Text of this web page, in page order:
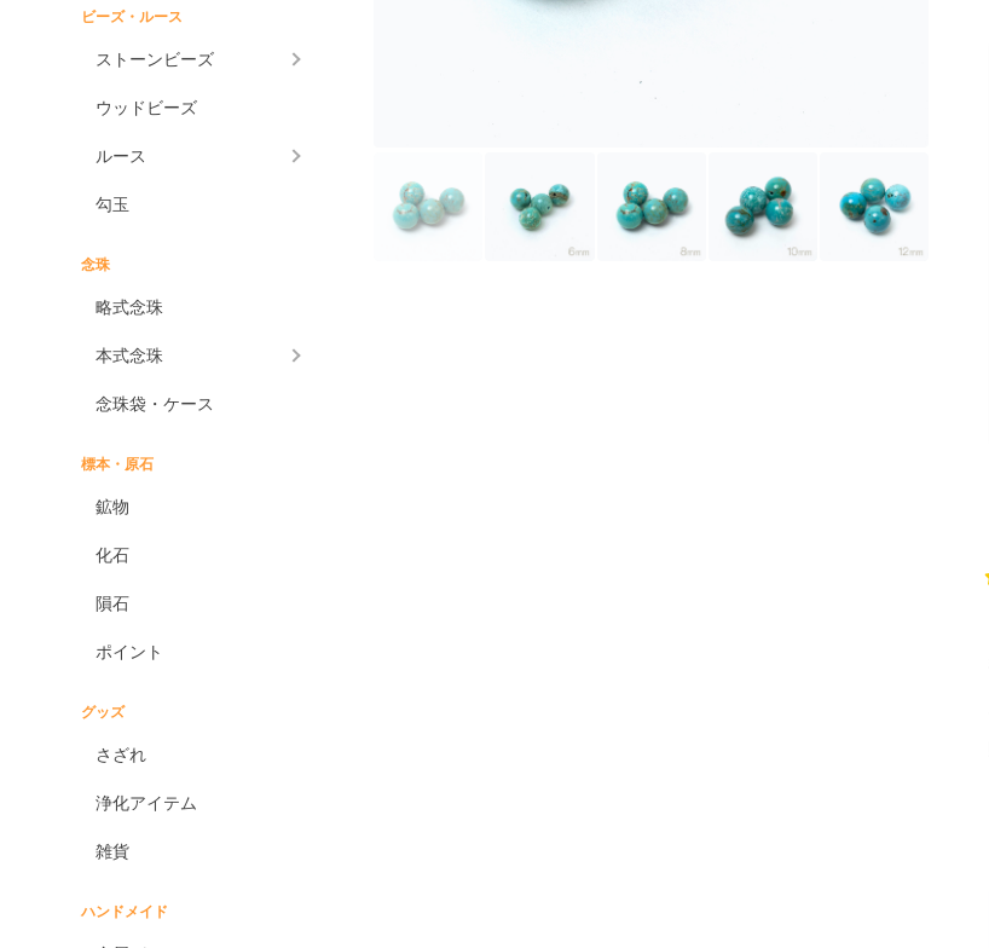
ビーズ・ルース
ストーンビーズ
ウッドビーズ
ルース
勾玉
念珠
略式念珠
本式念珠
念珠袋・ケース
標本・原石
鉱物
化石
隕石
ポイント
グッズ
さざれ
浄化アイテム
雑貨
ハンドメイド